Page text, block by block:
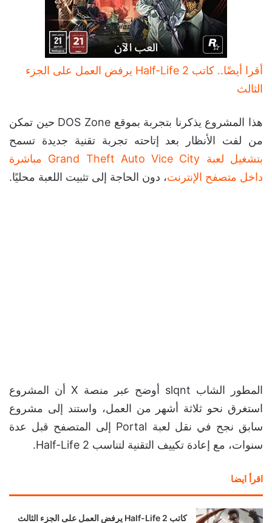
أقرا أيضًا.. كاتب Half-Life 2 يرفض العمل على الجزء
الثالث
هذا المشروع يذكرنا بتجربة بموقع DOS Zone حين تمكن
من لفت الأنظار بعد إتاحته تجربة تقنية جديدة تسمح
بتشغيل لعبة Grand Theft Auto Vice City مباشرة
داخل متصفح الإنترنت، دون الحاجة إلى تثبيت اللعبة محليًا.
المطور الشاب slqnt أوضح عبر منصة X أن المشروع
استغرق نحو ثلاثة أشهر من العمل، واستند إلى مشروع
سابق نجح في نقل لعبة Portal إلى المتصفح قبل عدة
سنوات، مع إعادة تكييف التقنية لتناسب Half-Life 2.
اقرأ ايضا
كاتب Half-Life 2 يرفض العمل على الجزء الثالث